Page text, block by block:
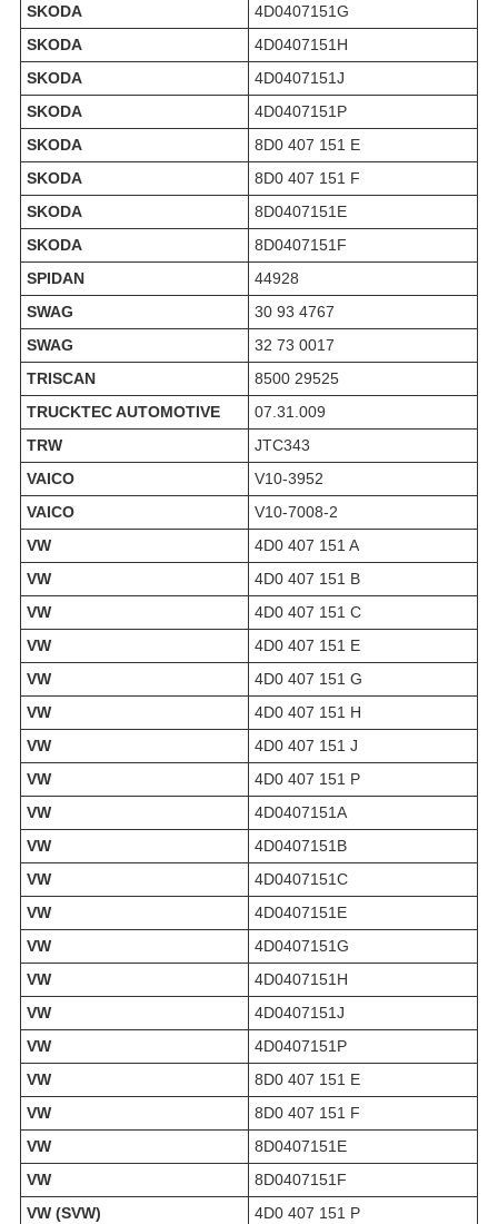
SKODA
4D0407151G
SKODA
4D0407151H
SKODA
4D0407151J
SKODA
4D0407151P
SKODA
8D0 407 151 E
SKODA
8D0 407 151 F
SKODA
8D0407151E
SKODA
8D0407151F
SPIDAN
44928
SWAG
30 93 4767
SWAG
32 73 0017
TRISCAN
8500 29525
TRUCKTEC AUTOMOTIVE
07.31.009
TRW
JTC343
VAICO
V10-3952
VAICO
V10-7008-2
VW
4D0 407 151 A
VW
4D0 407 151 B
VW
4D0 407 151 C
VW
4D0 407 151 E
VW
4D0 407 151 G
VW
4D0 407 151 H
VW
4D0 407 151 J
VW
4D0 407 151 P
VW
4D0407151A
VW
4D0407151B
VW
4D0407151C
VW
4D0407151E
VW
4D0407151G
VW
4D0407151H
VW
4D0407151J
VW
4D0407151P
VW
8D0 407 151 E
VW
8D0 407 151 F
VW
8D0407151E
VW
8D0407151F
VW (SVW)
4D0 407 151 P